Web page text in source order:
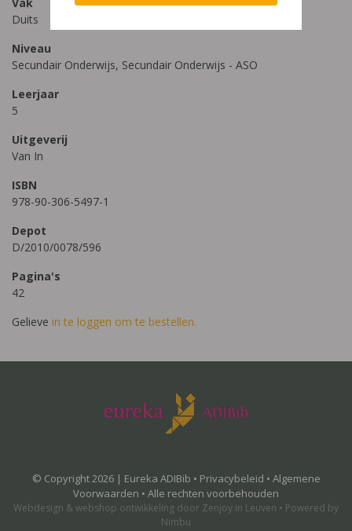
Duits
Niveau
Secundair Onderwijs, Secundair Onderwijs - ASO
Leerjaar
5
Uitgeverij
Van In
ISBN
978-90-306-5497-1
Depot
D/2010/0078/596
Pagina's
42
Gelieve in te loggen om te bestellen.
© Copyright 2026 | Eureka ADIBib • Privacybeleid • Algemene
Voorwaarden • Alle rechten voorbehouden
Webdesign & webshop ontwikkeling door Zenjoy in Leuven • Powered by
Nimbu